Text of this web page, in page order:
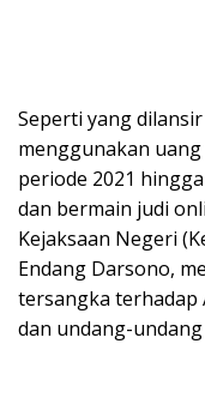
Seperti yang dilansir
menggunakan
periode 2021
dan bermain judi
Kejaksaan Negeri
Endang Darsono,
tersangka terhadap
dan undang-